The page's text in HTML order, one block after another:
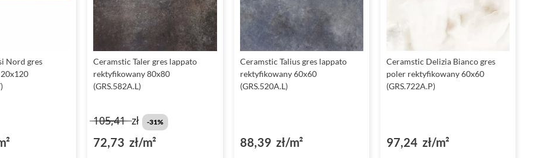
Nord gres
Ceramstic Taler gres lappato
rektyfikowany 80x80
(GRS.582A.L)
105,41zł -31%
72,73 zł/m²
Ceramstic Talius gres lappato
rektyfikowany 60x60
(GRS.520A.L)
88,39 zł/m²
Ceramstic Delizia Bianco gres
poler rektyfikowany 60x60
(GRS.722A.P)
97,24 zł/m²